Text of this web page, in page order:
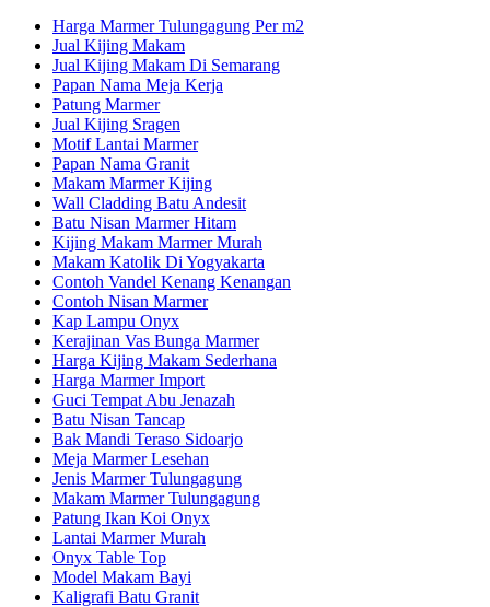
Harga Marmer Tulungagung Per m2
Jual Kijing Makam
Jual Kijing Makam Di Semarang
Papan Nama Meja Kerja
Patung Marmer
Jual Kijing Sragen
Motif Lantai Marmer
Papan Nama Granit
Makam Marmer Kijing
Wall Cladding Batu Andesit
Batu Nisan Marmer Hitam
Kijing Makam Marmer Murah
Makam Katolik Di Yogyakarta
Contoh Vandel Kenang Kenangan
Contoh Nisan Marmer
Kap Lampu Onyx
Kerajinan Vas Bunga Marmer
Harga Kijing Makam Sederhana
Harga Marmer Import
Guci Tempat Abu Jenazah
Batu Nisan Tancap
Bak Mandi Teraso Sidoarjo
Meja Marmer Lesehan
Jenis Marmer Tulungagung
Makam Marmer Tulungagung
Patung Ikan Koi Onyx
Lantai Marmer Murah
Onyx Table Top
Model Makam Bayi
Kaligrafi Batu Granit